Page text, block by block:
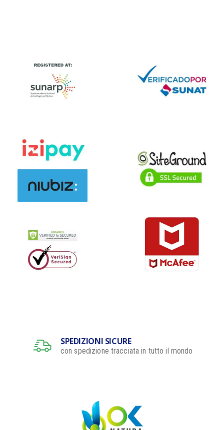
SPEDIZIONI SICURE
con spedizione tracciata in tutto il mondo